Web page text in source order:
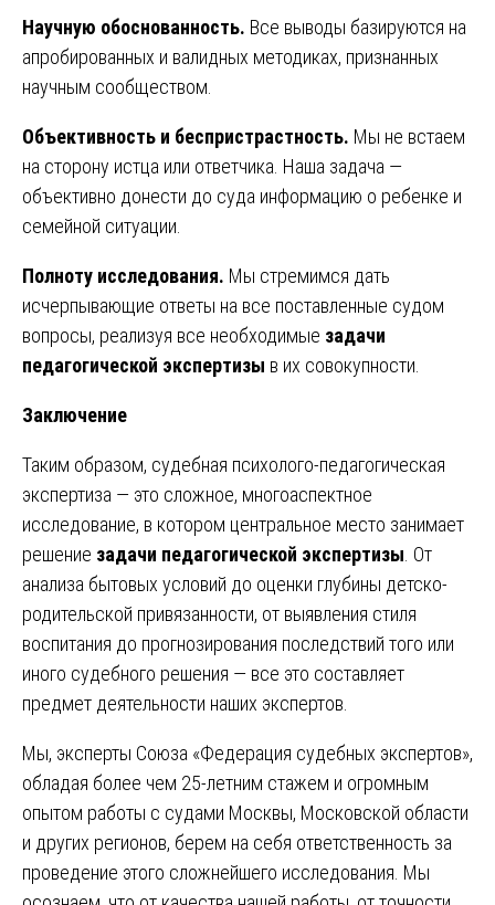
Научную обоснованность. Все выводы базируются на
апробированных и валидных методиках, признанных
научным сообществом.
Объективность и беспристрастность. Мы не встаем
на сторону истца или ответчика. Наша задача —
объективно донести до суда информацию о ребенке и
семейной ситуации.
Полноту исследования. Мы стремимся дать
исчерпывающие ответы на все поставленные судом
вопросы, реализуя все необходимые задачи
педагогической экспертизы в их совокупности.
Заключение
Таким образом, судебная психолого-педагогическая
экспертиза — это сложное, многоаспектное
исследование, в котором центральное место занимает
решение задачи педагогической экспертизы . От
анализа бытовых условий до оценки глубины детско-
родительской привязанности, от выявления стиля
воспитания до прогнозирования последствий того или
иного судебного решения — все это составляет
предмет деятельности наших экспертов.
Мы, эксперты Союза «Федерация судебных экспертов»,
обладая более чем 25-летним стажем и огромным
опытом работы с судами Москвы, Московской области
и других регионов, берем на себя ответственность за
проведение этого сложнейшего исследования. Мы